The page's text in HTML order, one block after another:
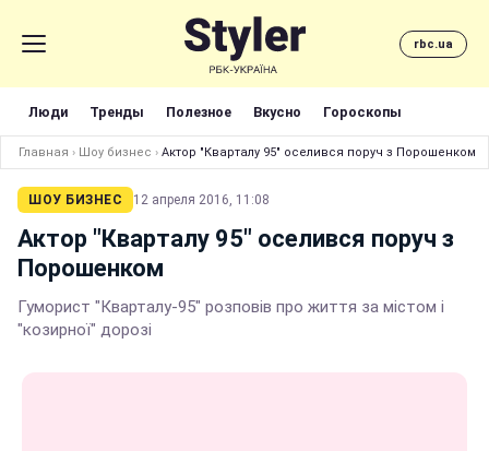
rbc.ua
Люди Тренды Полезное Вкусно Гороскопы
Главная › Шоу бизнес › Актор "Кварталу 95" оселився поруч з Порошенком
ШОУ БИЗНЕС 12 апреля 2016, 11:08
Актор "Кварталу 95" оселився поруч з
Порошенком
Гуморист "Кварталу-95" розповів про життя за містом і
"козирної" дорозі